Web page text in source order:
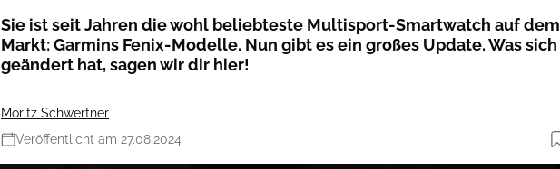
Sie ist seit Jahren die wohl beliebteste Multisport-Smartwatch auf dem
Markt: Garmins Fenix-Modelle. Nun gibt es ein großes Update. Was sich
geändert hat, sagen wir dir hier!
Moritz Schwertner
Veröffentlicht am 27.08.2024